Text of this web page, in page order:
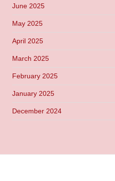
June 2025
May 2025
April 2025
March 2025
February 2025
January 2025
December 2024